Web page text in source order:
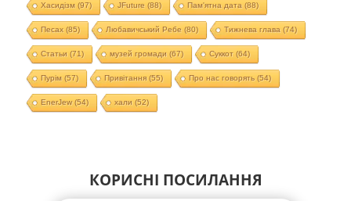
Хасидізм (97) JFuture (88) Пам'ятна дата (88)
Песах(85) Любавичський Ребе (80) Тижнева глава (74)
Статьи (71) музей громади (67) Суккот (64)
Пурім (57) Привітання(55) Про нас говорять(54)
EnerJew(54) хали (52)
КОРИСНІ ПОСИЛАННЯ